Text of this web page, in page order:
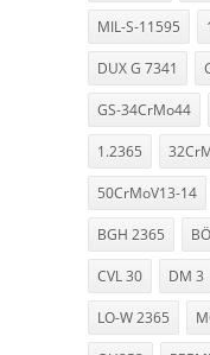
MIL-S-11595
DUX G 7341
GS-34CrMo44
1.2365
50CrMoV13-14
BGH 2365
CVL 30 DM 3
LO-W 2365